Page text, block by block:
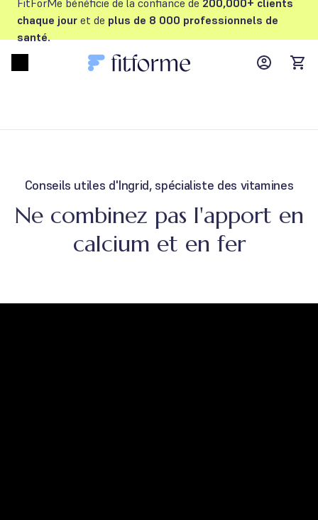
FitForMe bénéficie de la confiance de 200,000+ clients
chaque jour et de plus de 8 000 professionnels de
santé.
MyFFM
Conseils utiles d'Ingrid, spécialiste des vitamines
Ne combinez pas l'apport en
calcium et en fer